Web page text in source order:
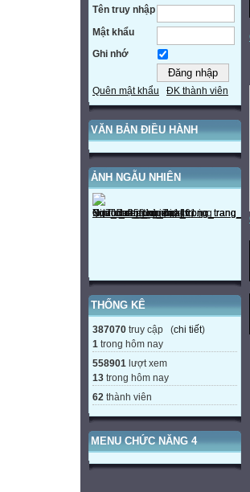
Tên truy nhập
Mật khẩu
Ghi nhớ
Quên mật khẩu ĐK thành viên
VĂN BẢN ĐIỀU HÀNH
ẢNH NGẪU NHIÊN
THỐNG KÊ
387070 truy cập (chi tiết)
1 trong hôm nay
558901 lượt xem
13 trong hôm nay
62 thành viên
MENU CHỨC NĂNG 4